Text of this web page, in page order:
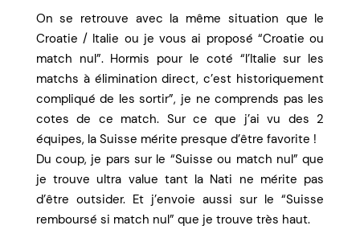
On se retrouve avec la même situation que le
Croatie / Italie ou je vous ai proposé “Croatie ou
match nul”. Hormis pour le coté “l’Italie sur les
matchs à élimination direct, c’est historiquement
compliqué de les sortir”, je ne comprends pas les
cotes de ce match. Sur ce que j’ai vu des 2
équipes, la Suisse mérite presque d’être favorite !
Du coup, je pars sur le “Suisse ou match nul” que
je trouve ultra value tant la Nati ne mérite pas
d’être outsider. Et j’envoie aussi sur le “Suisse
remboursé si match nul” que je trouve très haut.